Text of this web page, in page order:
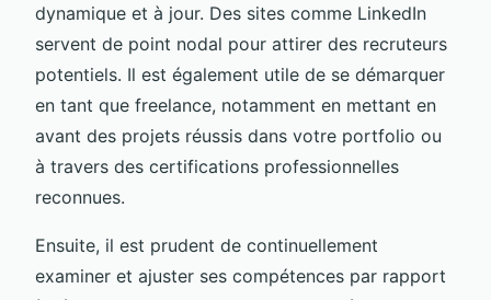
dynamique et à jour. Des sites comme LinkedIn
servent de point nodal pour attirer des recruteurs
potentiels. Il est également utile de se démarquer
en tant que freelance, notamment en mettant en
avant des projets réussis dans votre portfolio ou
à travers des certifications professionnelles
reconnues.
Ensuite, il est prudent de continuellement
examiner et ajuster ses compétences par rapport